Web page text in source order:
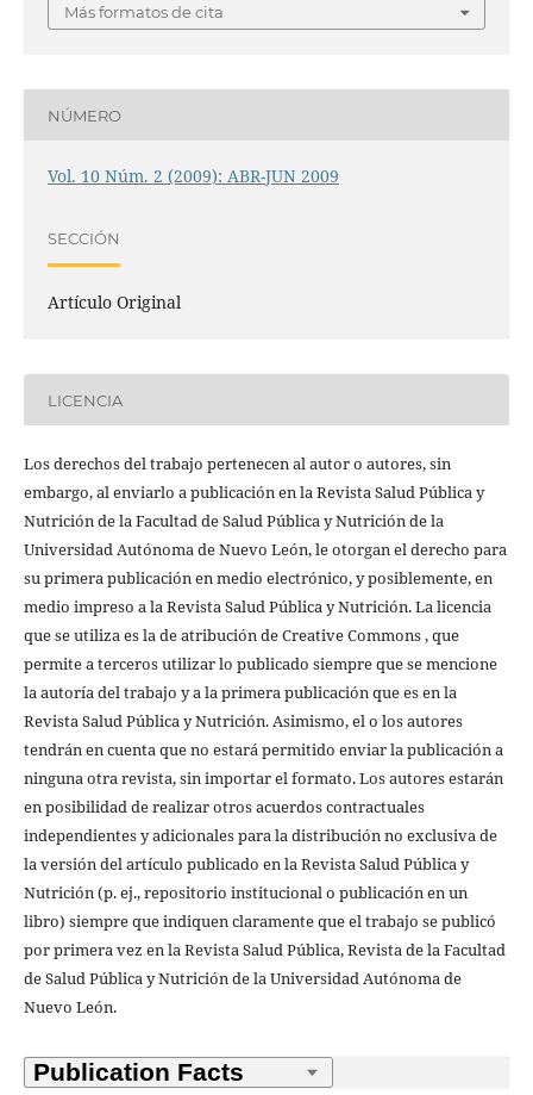
Más formatos de cita
NÚMERO
Vol. 10 Núm. 2 (2009): ABR-JUN 2009
SECCIÓN
Artículo Original
LICENCIA
Los derechos del trabajo pertenecen al autor o autores, sin
embargo, al enviarlo a publicación en la Revista Salud Pública y
Nutrición de la Facultad de Salud Pública y Nutrición de la
Universidad Autónoma de Nuevo León, le otorgan el derecho para
su primera publicación en medio electrónico, y posiblemente, en
medio impreso a la Revista Salud Pública y Nutrición. La licencia
que se utiliza es la de atribución de Creative Commons , que
permite a terceros utilizar lo publicado siempre que se mencione
la autoría del trabajo y a la primera publicación que es en la
Revista Salud Pública y Nutrición. Asimismo, el o los autores
tendrán en cuenta que no estará permitido enviar la publicación a
ninguna otra revista, sin importar el formato. Los autores estarán
en posibilidad de realizar otros acuerdos contractuales
independientes y adicionales para la distribución no exclusiva de
la versión del artículo publicado en la Revista Salud Pública y
Nutrición (p. ej., repositorio institucional o publicación en un
libro) siempre que indiquen claramente que el trabajo se publicó
por primera vez en la Revista Salud Pública, Revista de la Facultad
de Salud Pública y Nutrición de la Universidad Autónoma de
Nuevo León.